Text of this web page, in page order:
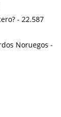
- 22.587
Noruegos -